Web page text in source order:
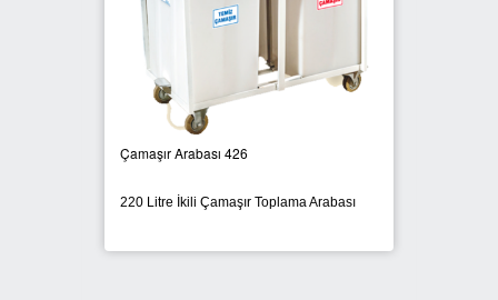
Çamaşır Arabası 426
220 Litre İkili Çamaşır Toplama Arabası